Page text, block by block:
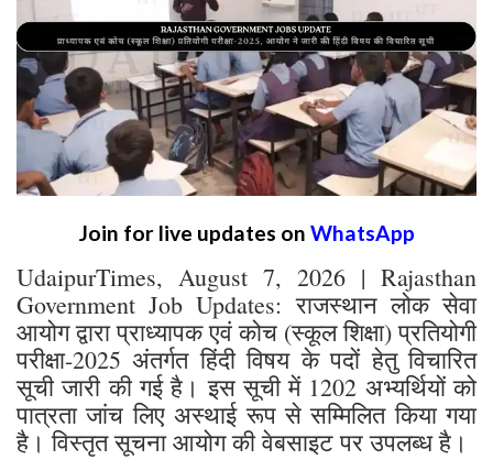
Join for live updates on WhatsApp
UdaipurTimes, August 7, 2026 | Rajasthan
Government Job Updates: राजस्थान लोक सेवा
आयोग द्वारा प्राध्यापक एवं कोच (स्कूल शिक्षा) प्रतियोगी
परीक्षा-2025 अंतर्गत हिंदी विषय के पदों हेतु विचारित
सूची जारी की गई है। इस सूची में 1202 अभ्यर्थियों को
पात्रता जांच लिए अस्थाई रूप से सम्मिलित किया गया
है। विस्तृत सूचना आयोग की वेबसाइट पर उपलब्ध है।